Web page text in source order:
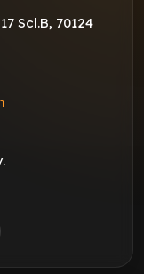
Scl.B, 70124